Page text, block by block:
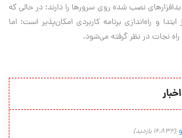
بدافزارهای نصب شده روی سرور‌ها را دارند؛ در حالی که
و راه‌اندازی برنامه کاربردی امکان‌پذیر است؛ اما
نجات در نظر گرفته می‌شود.
(16,832 بازدید)